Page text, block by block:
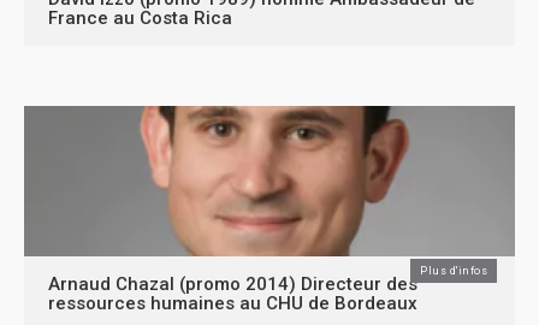
France au Costa Rica
Arnaud Chazal (promo 2014) Directeur des
ressources humaines au CHU de Bordeaux
Plus d'infos